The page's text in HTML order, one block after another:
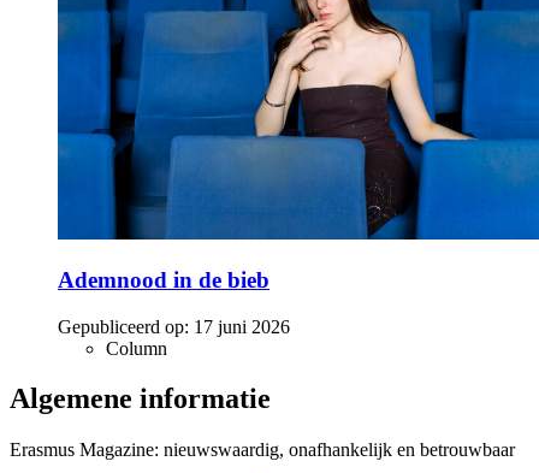
Ademnood in de bieb
Gepubliceerd op: 17 juni 2026
Column
Algemene informatie
Erasmus Magazine: nieuwswaardig, onafhankelijk en betrouwbaar